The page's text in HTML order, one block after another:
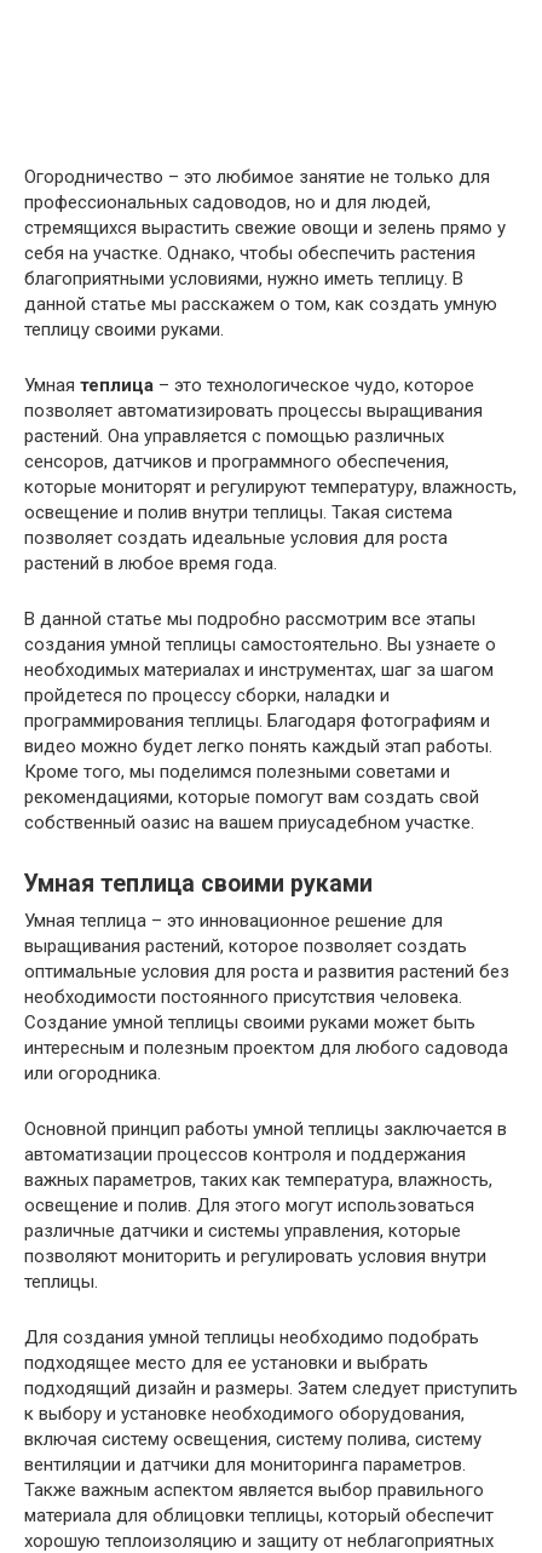
Огородничество – это любимое занятие не только для
профессиональных садоводов, но и для людей,
стремящихся вырастить свежие овощи и зелень прямо у
себя на участке. Однако, чтобы обеспечить растения
благоприятными условиями, нужно иметь теплицу. В
данной статье мы расскажем о том, как создать умную
теплицу своими руками.
Умная теплица – это технологическое чудо, которое
позволяет автоматизировать процессы выращивания
растений. Она управляется с помощью различных
сенсоров, датчиков и программного обеспечения,
которые мониторят и регулируют температуру, влажность,
освещение и полив внутри теплицы. Такая система
позволяет создать идеальные условия для роста
растений в любое время года.
В данной статье мы подробно рассмотрим все этапы
создания умной теплицы самостоятельно. Вы узнаете о
необходимых материалах и инструментах, шаг за шагом
пройдетеся по процессу сборки, наладки и
программирования теплицы. Благодаря фотографиям и
видео можно будет легко понять каждый этап работы.
Кроме того, мы поделимся полезными советами и
рекомендациями, которые помогут вам создать свой
собственный оазис на вашем приусадебном участке.
Умная теплица своими руками
Умная теплица – это инновационное решение для
выращивания растений, которое позволяет создать
оптимальные условия для роста и развития растений без
необходимости постоянного присутствия человека.
Создание умной теплицы своими руками может быть
интересным и полезным проектом для любого садовода
или огородника.
Основной принцип работы умной теплицы заключается в
автоматизации процессов контроля и поддержания
важных параметров, таких как температура, влажность,
освещение и полив. Для этого могут использоваться
различные датчики и системы управления, которые
позволяют мониторить и регулировать условия внутри
теплицы.
Для создания умной теплицы необходимо подобрать
подходящее место для ее установки и выбрать
подходящий дизайн и размеры. Затем следует приступить
к выбору и установке необходимого оборудования,
включая систему освещения, систему полива, систему
вентиляции и датчики для мониторинга параметров.
Также важным аспектом является выбор правильного
материала для облицовки теплицы, который обеспечит
хорошую теплоизоляцию и защиту от неблагоприятных